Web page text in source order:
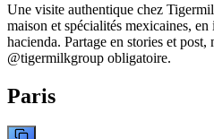
Une visite authentique chez
maison et spécialités mexicaines,
hacienda. Partage en stories et
@tigermilkgroup obligatoire.
Paris